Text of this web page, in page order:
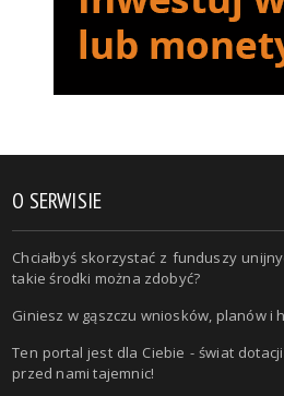
O SERWISIE
Chciałbyś skorzystać z funduszy
takie środki można zdobyć?
Giniesz w gąszczu wniosków, planów i
Ten portal jest dla Ciebie - świat
przed nami tajemnic!